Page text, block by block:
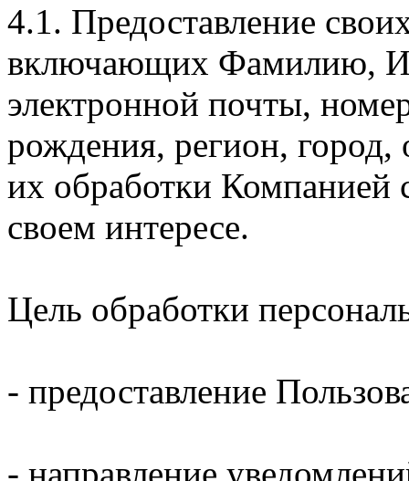
4.1. Предоставление
включающих Фамилию,
электронной почты,
рождения, регион,
их обработки Компанией
своем интересе.
Цель обработки
- предоставление
- направление